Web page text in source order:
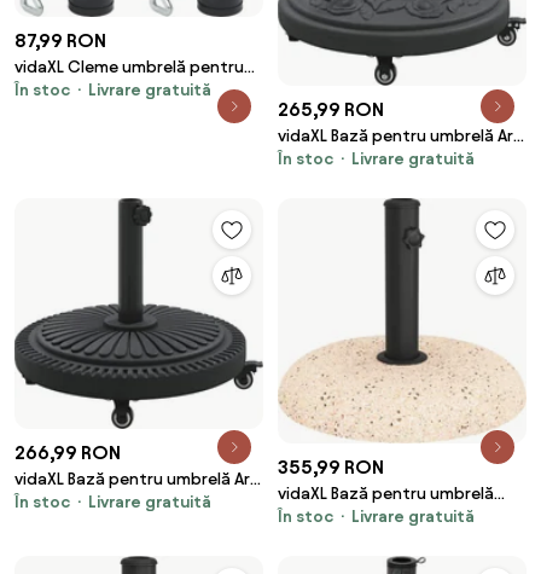
87,99 RON
vidaXL Cleme umbrelă pentru
balcon, 2 buc., 25-38 mm, oțel
În stoc Livrare gratuită
265,99 RON
vidaXL Bază pentru umbrelă Art
Deco Negru Ø 45 x 39,5 cm Fier
În stoc Livrare gratuită
266,99 RON
vidaXL Bază pentru umbrelă Art
Deco Negru Ø 45 x 39.5 cm Fier
În stoc Livrare gratuită
355,99 RON
vidaXL Bază pentru umbrelă
Manual Galben Ø 45 x 33 cm
În stoc Livrare gratuită